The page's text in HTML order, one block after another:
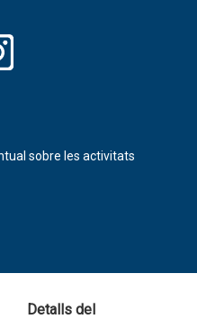
sobre les activitats
Detalls del